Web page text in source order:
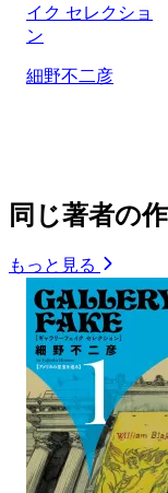
イク セレクショ
ン
細野不二彦
同じ著者の
もっと見る